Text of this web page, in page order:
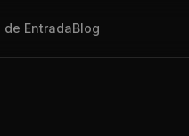
de EntradaBlog